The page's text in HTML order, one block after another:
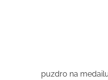
puzdro na